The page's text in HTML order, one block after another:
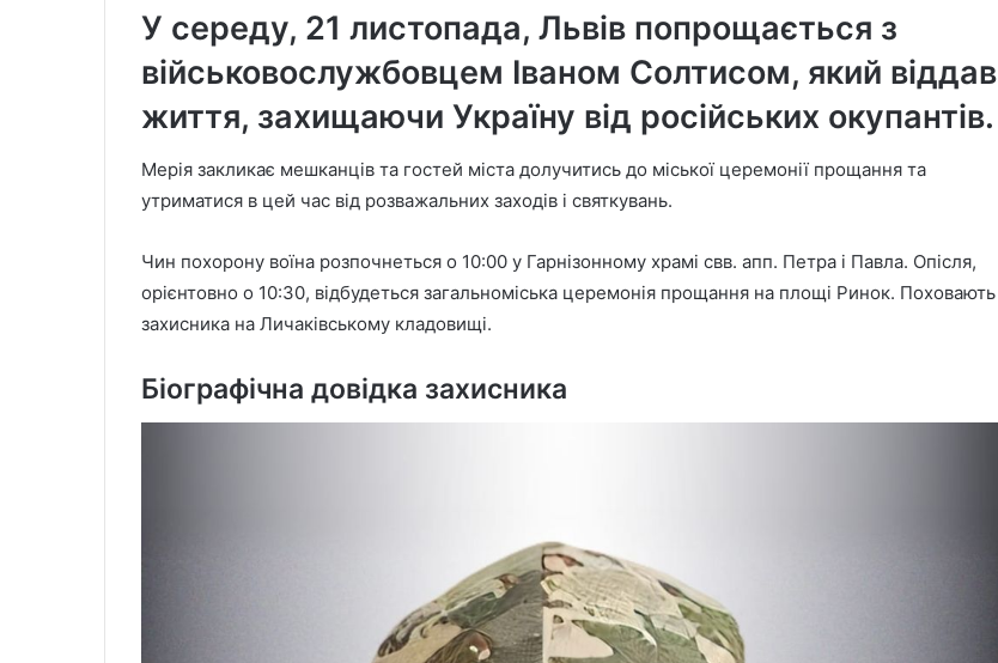
У середу, 21 листопада, Львів попрощається з
військовослужбовцем Іваном Солтисом, який віддав
життя, захищаючи Україну від російських окупантів.
Мерія закликає мешканців та гостей міста долучитись до міської церемонії прощання та
утриматися в цей час від розважальних заходів і святкувань.
Чин похорону воїна розпочнеться о 10:00 у Гарнізонному храмі свв. апп. Петра і Павла. Опісля,
орієнтовно о 10:30, відбудеться загальноміська церемонія прощання на площі Ринок. Поховають
захисника на Личаківському кладовищі.
Біографічна довідка захисника